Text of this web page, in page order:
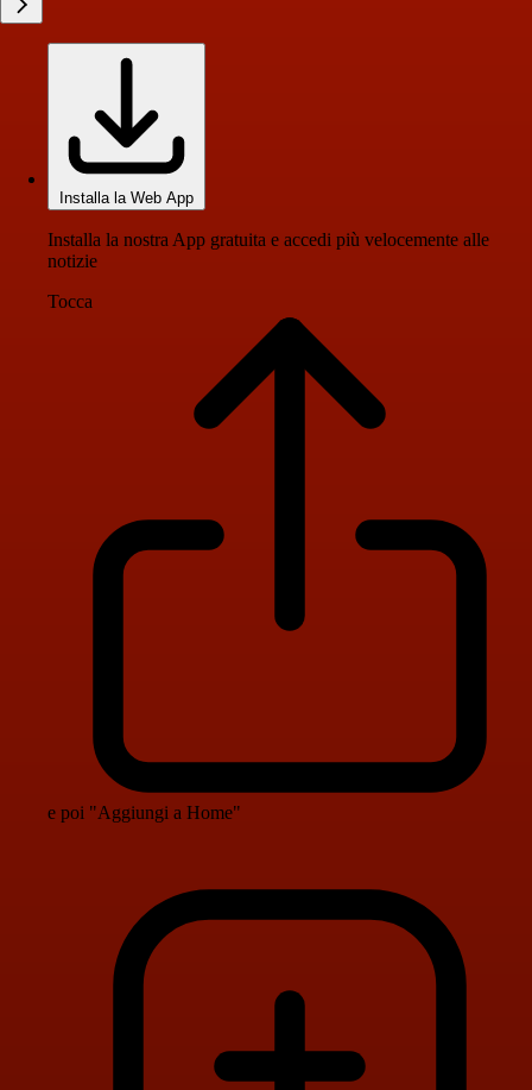
Installa la Web App
Installa la nostra App gratuita e accedi più velocemente alle
notizie
Tocca
e poi "Aggiungi a Home"